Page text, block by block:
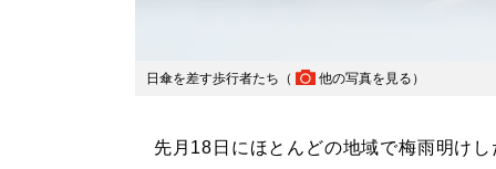
日傘を差す歩行者たち（ 他の写真を見る ）
先月18日にほとんどの地域で梅雨明けし